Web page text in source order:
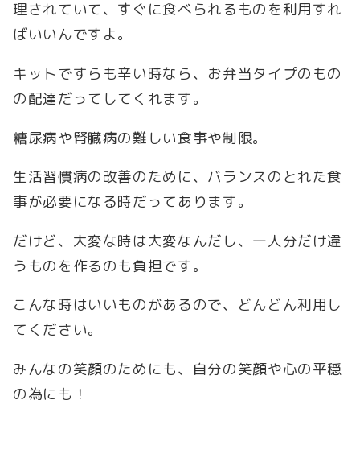
理されていて、すぐに食べられるものを利用すれ
ばいいんですよ。
キットですらも辛い時なら、お弁当タイプのもの
の配達だってしてくれます。
糖尿病や腎臓病の難しい食事や制限。
生活習慣病の改善のために、バランスのとれた食
事が必要になる時だってあります。
だけど、大変な時は大変なんだし、一人分だけ違
うものを作るのも負担です。
こんな時はいいものがあるので、どんどん利用し
てください。
みんなの笑顔のためにも、自分の笑顔や心の平穏
の為にも！